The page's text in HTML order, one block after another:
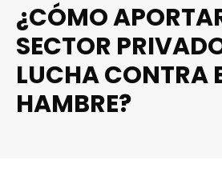
¿CÓMO
SECTOR
LUCHA CONTRA
HAMBRE?